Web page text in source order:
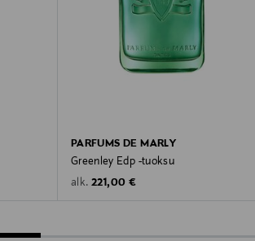
PARFUMS DE MARLY
Greenley Edp -tuoksu
alk. Original Price
221,00 €